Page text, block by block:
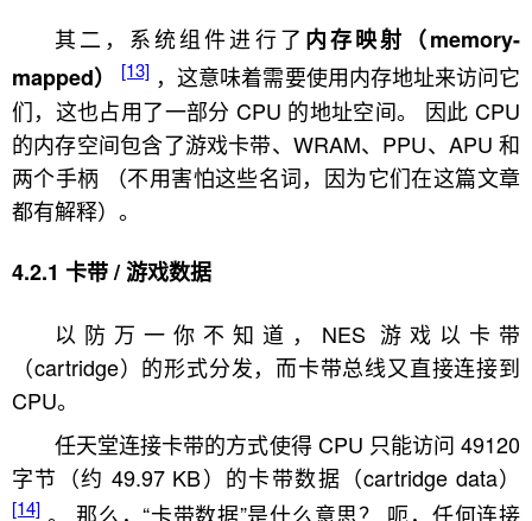
其二，系统组件进行了 内存映射（memory-
mapped）
[13] ，这意味着需要使用内存地址来访问它
们，这也占用了一部分 CPU 的地址空间。 因此 CPU
的内存空间包含了游戏卡带、WRAM、PPU、APU 和
两个手柄 （不用害怕这些名词，因为它们在这篇文章
都有解释）。
卡带 / 游戏数据
以防万一你不知道，NES 游戏以卡带
（cartridge）的形式分发，而卡带总线又直接连接到
CPU。
任天堂连接卡带的方式使得 CPU 只能访问 49120
字节（约 49.97 KB）的卡带数据（cartridge data）
[14] 。 那么，“卡带数据”是什么意思？ 呃，任何连接